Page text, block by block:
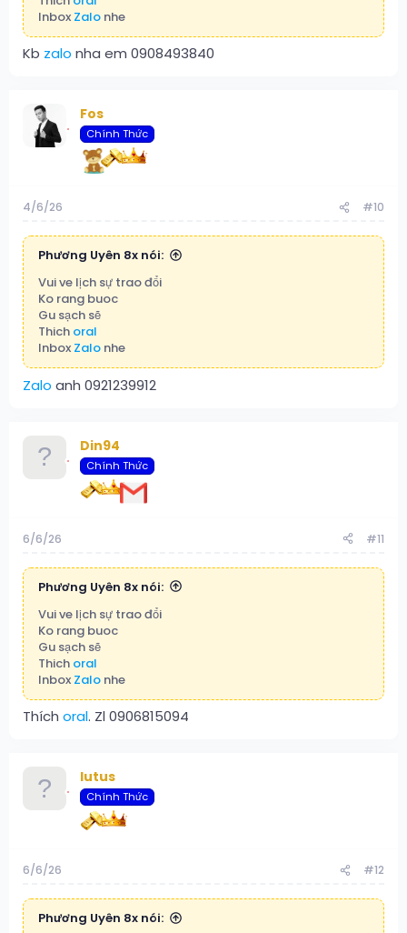
Inbox Zalo nhe
Kb zalo nha em 0908493840
Fos
Chính Thức
4/6/26 #10
Phương Uyên 8x nói:
Vui ve lịch sự trao đổi
Ko rang buoc
Gu sạch sẽ
Thich oral
Inbox Zalo nhe
Zalo anh 0921239912
Din94
Chính Thức
6/6/26 #11
Phương Uyên 8x nói:
Vui ve lịch sự trao đổi
Ko rang buoc
Gu sạch sẽ
Thich oral
Inbox Zalo nhe
Thích oral. Zl 0906815094
lutus
Chính Thức
6/6/26 #12
Phương Uyên 8x nói: